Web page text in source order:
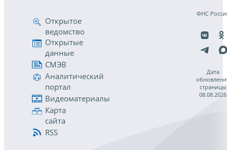
Открытое
ведомство
Открытые
данные
СМЭВ
Аналитический
портал
Видеоматериалы
Карта
сайта
RSS
ФНС
Дата
страницы
08.08.2026